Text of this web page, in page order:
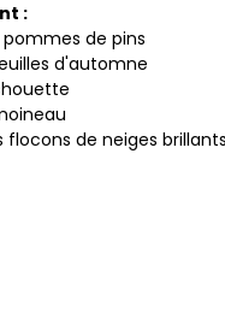
:
pommes de pins
d'automne
flocons de neiges brillants